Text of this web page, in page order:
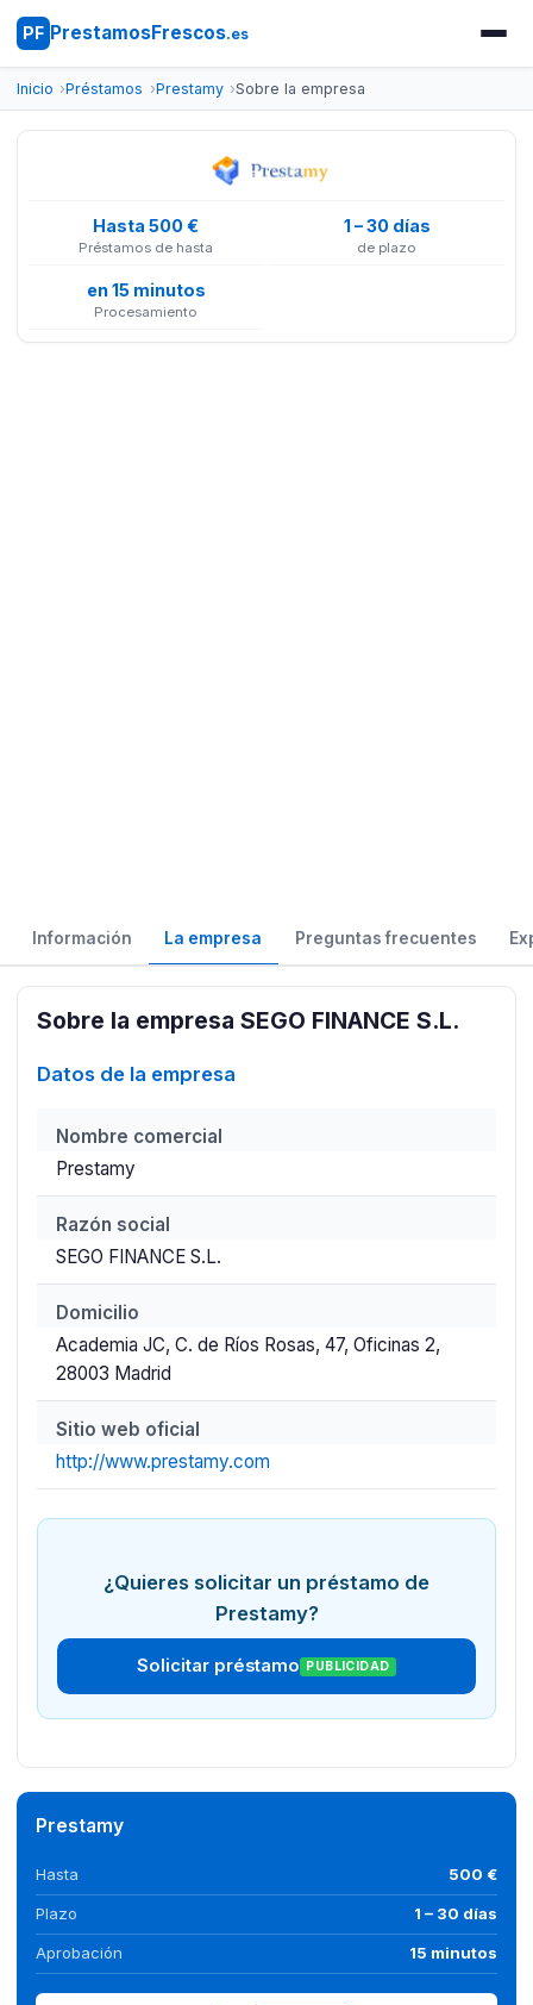
PF PrestamosFrescos.es
Inicio Préstamos Prestamy Sobre la empresa
Hasta 500 €
Préstamos de hasta
1 – 30 días
de plazo
en 15 minutos
Procesamiento
Información La empresa Preguntas frecuentes
Sobre la empresa SEGO FINANCE S.L.
Datos de la empresa
Nombre comercial
Prestamy
Razón social
SEGO FINANCE S.L.
Domicilio
Academia JC, C. de Ríos Rosas, 47, Oficinas 2,
28003 Madrid
Sitio web oficial
http://www.prestamy.com
¿Quieres solicitar un préstamo de
Prestamy?
Solicitar préstamo PUBLICIDAD
Prestamy
Hasta 500 €
Plazo 1 – 30 días
Aprobación 15 minutos